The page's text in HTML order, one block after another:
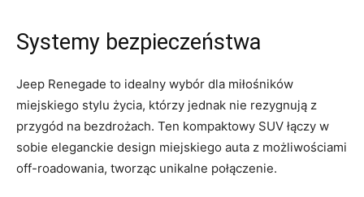
Systemy bezpieczeństwa
Jeep⁣ Renegade to idealny wybór dla miłośników‍
miejskiego stylu życia, którzy jednak nie rezygnują z
przygód na bezdrożach. Ten kompaktowy SUV łączy w
sobie eleganckie design miejskiego auta z możliwościami
off-roadowania, tworząc unikalne połączenie.